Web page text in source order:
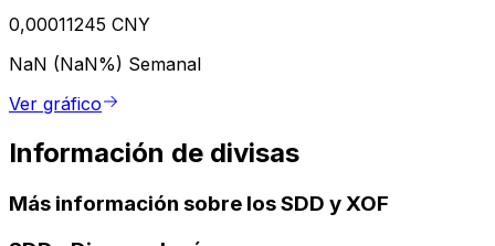
0,00011245 CNY
NaN (NaN%) Semanal
Ver gráfico
Información de divisas
Más información sobre los SDD y XOF